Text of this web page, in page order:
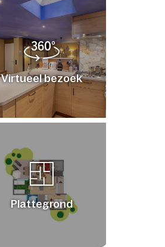
Virtueel bezoek
Plattegrond